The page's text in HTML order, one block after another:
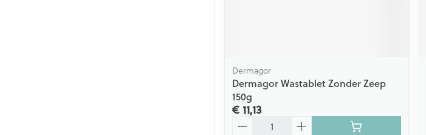
Dermagor
Dermagor Wastablet Zonder Zeep
150g
€ 11,13